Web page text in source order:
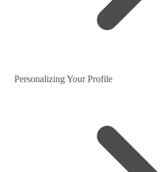
Personalizing Your Profile